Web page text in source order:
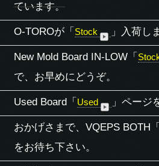
ています。
O-TOROが「 Stock 」入荷し
New Mold Board IN-LOW「
で、お早めにどうぞ。
Used Board「 Used 」ページ
おかげさまで、VQEPS BOTH
をお待ち下さい。